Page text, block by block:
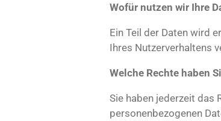
Wofür nutzen wir Ihre
Ein Teil der Daten wird
Ihres Nutzerverhaltens
Welche Rechte haben
Sie haben jederzeit das
personenbezogenen